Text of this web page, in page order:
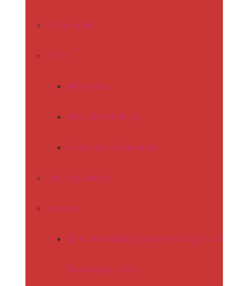
Förderverein
Eltern
Mitwirkung
ReEL-Elterntraining
Erziehungsvereinbarung
Schulsozialarbeit
Beratung
Sprachheilpädagogische Beratung in der
Regenbogenschule